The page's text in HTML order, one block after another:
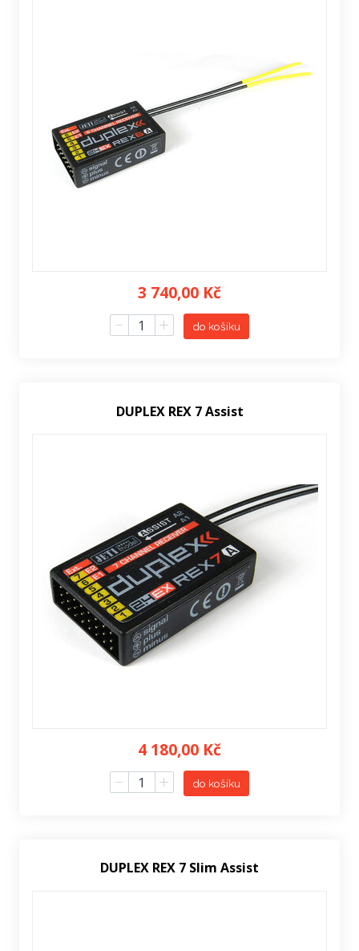
3 740,00 Kč
do košíku
DUPLEX REX 7 Assist
4 180,00 Kč
do košíku
DUPLEX REX 7 Slim Assist